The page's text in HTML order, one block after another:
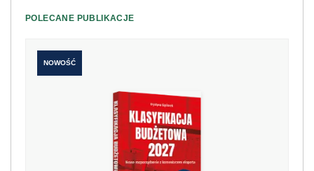
POLECANE PUBLIKACJE
NOWOŚĆ